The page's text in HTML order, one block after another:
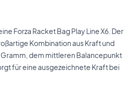
Forza Racket Bag Play Line X6. Der
Kombination aus Kraft und
dem mittleren Balancepunkt
für eine ausgezeichnete Kraft bei